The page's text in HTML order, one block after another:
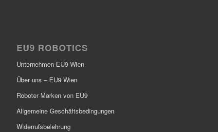
EU9 ROBOTICS
Unternehmen EU9 Wien
Über uns – EU9 Wien
Roboter Marken von EU9
Allgemeine Geschäftsbedingungen
Widerrufsbelehrung